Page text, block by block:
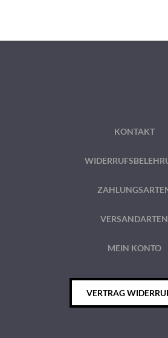
KONTAKT
VERSANDARTEN
MEIN KONTO
VERTRAG